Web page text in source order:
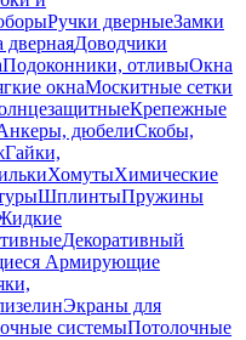
Ручки дверныеЗамки
Доводчики
Подоконники, отливыОкна
окнаМоскитные сетки
Крепежные
дюбелиСкобы,
Гайки,
ХомутыХимические
ШплинтыПружины
Декоративный
Армирующие
Экраны для
системыПотолочные